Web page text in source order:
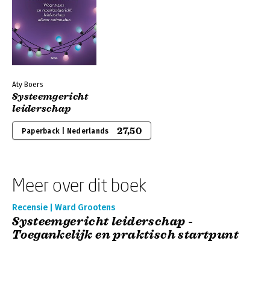
Aty Boers
Systeemgericht
leiderschap
Paperback | Nederlands 27,50
Meer over dit boek
Recensie | Ward Grootens
Systeemgericht leiderschap -
Toegankelijk en praktisch startpunt